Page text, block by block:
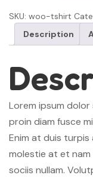
SKU: woo-tshirt
Description
Lorem ipsum
proin diam fusce
Enim at duis
molestie at et nam
sociis nullam.